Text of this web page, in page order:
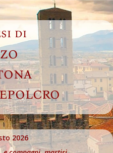
di
2026